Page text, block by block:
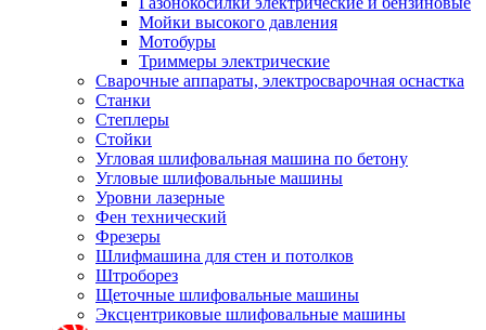
Мойки высокого давления
Мотобуры
Триммеры электрические
Сварочные аппараты, электросварочная оснастка
Станки
Степлеры
Стойки
Угловая шлифовальная машина по бетону
Угловые шлифовальные машины
Уровни лазерные
Фен технический
Фрезеры
Шлифмашина для стен и потолков
Штроборез
Щеточные шлифовальные машины
Эксцентриковые шлифовальные машины